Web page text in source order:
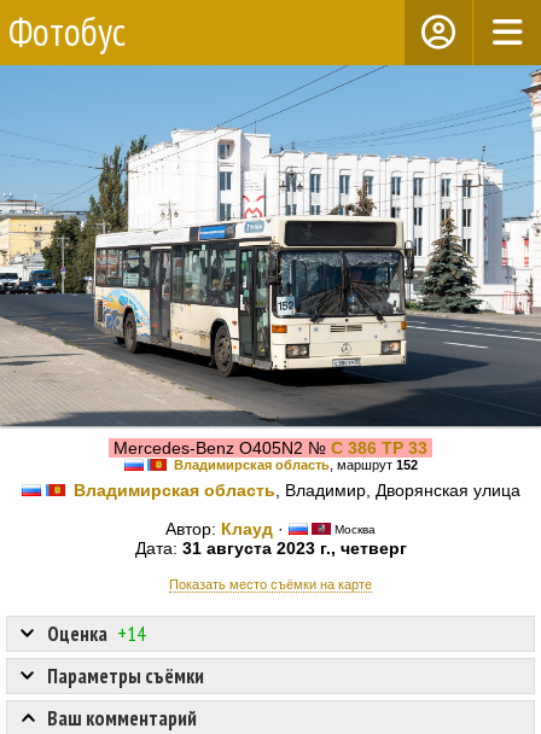
Фотобус
Mercedes-Benz O405N2 № С 386 ТР 33
Владимирская область, маршрут 152
Владимирская область , Владимир, Дворянская улица
Автор: Клауд · Москва
Дата: 31 августа 2023 г., четверг
Показать место съёмки на карте
Оценка +14
Параметры съёмки
Ваш комментарий